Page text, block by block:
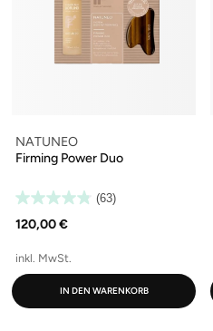
NATUNEO
Firming Power Duo
(63)
120,00 €
inkl. MwSt.
IN DEN WARENKORB